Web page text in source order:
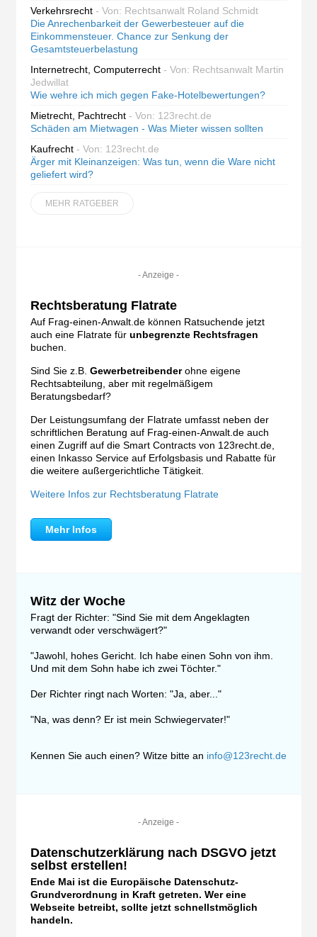
Verkehrsrecht - Von: Rechtsanwalt Roland Schmidt
Die Anrechenbarkeit der Gewerbesteuer auf die
Einkommensteuer. Chance zur Senkung der
Gesamtsteuerbelastung
Internetrecht, Computerrecht - Von: Rechtsanwalt Martin
Jedwillat
Wie wehre ich mich gegen Fake-Hotelbewertungen?
Mietrecht, Pachtrecht - Von: 123recht.de
Schäden am Mietwagen - Was Mieter wissen sollten
Kaufrecht - Von: 123recht.de
Ärger mit Kleinanzeigen: Was tun, wenn die Ware nicht
geliefert wird?
MEHR RATGEBER
- Anzeige -
Rechtsberatung Flatrate
Auf Frag-einen-Anwalt.de können Ratsuchende jetzt
auch eine Flatrate für unbegrenzte Rechtsfragen
buchen.
Sind Sie z.B. Gewerbetreibenderohne eigene
Rechtsabteilung, aber mit regelmäßigem
Beratungsbedarf?
Der Leistungsumfang der Flatrate umfasst neben der
schriftlichen Beratung auf Frag-einen-Anwalt.de auch
einen Zugriff auf die Smart Contracts von 123recht.de,
einen Inkasso Service auf Erfolgsbasis und Rabatte für
die weitere außergerichtliche Tätigkeit.
Weitere Infos zur Rechtsberatung Flatrate
Mehr Infos
Witz der Woche
Fragt der Richter: "Sind Sie mit dem Angeklagten
verwandt oder verschwägert?"
"Jawohl, hohes Gericht. Ich habe einen Sohn von ihm.
Und mit dem Sohn habe ich zwei Töchter."
Der Richter ringt nach Worten: "Ja, aber..."
"Na, was denn? Er ist mein Schwiegervater!"
Kennen Sie auch einen? Witze bitte an info@123recht.de
- Anzeige -
Datenschutzerklärung nach DSGVO jetzt
selbst erstellen!
Ende Mai ist die Europäische Datenschutz-
Grundverordnung in Kraft getreten. Wer eine
Webseite betreibt, sollte jetzt schnellstmöglich
handeln.